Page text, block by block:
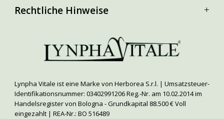
Rechtliche Hinweise
Lynpha Vitale ist eine Marke von Herborea S.r.l. | Umsatzsteuer-
Identifikationsnummer: 03402991206 Reg.-Nr. am 10.02.2014 im
Handelsregister von Bologna - Grundkapital 88.500 € Voll
eingezahlt | REA-Nr.: BO 516489